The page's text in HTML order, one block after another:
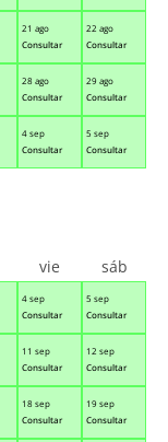
21 ago
Consultar
22 ago
Consultar
28 ago
Consultar
29 ago
Consultar
4 sep
Consultar
5 sep
Consultar
4 sep
Consultar
5 sep
Consultar
11 sep
Consultar
12 sep
Consultar
18 sep
Consultar
19 sep
Consultar
vie sáb